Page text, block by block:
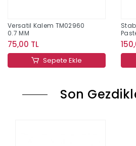
Versatil Kalem TM02960
0.7 MM
75,00 TL
Sepete Ekle
Son